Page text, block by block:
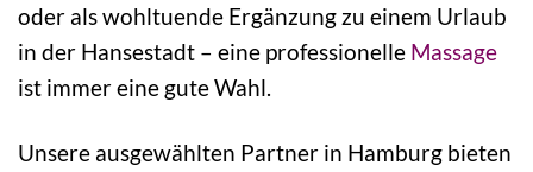
oder als wohltuende Ergänzung zu einem Urlaub
in der Hansestadt – eine professionelle Massage
ist immer eine gute Wahl.
Unsere ausgewählten Partner in Hamburg bieten